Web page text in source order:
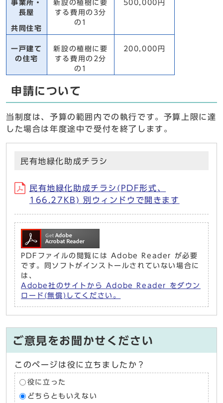
事業所・
長屋
共同住宅
新設の植樹に要
する費用の3分
の1
500,000円
一戸建て
の住宅
新設の植樹に要
する費用の2分
の1
200,000円
申請について
当制度は、予算の範囲内での執行です。予算上限に達
した場合は年度途中で受付を終了します。
民有地緑化助成チラシ
民有地緑化助成チラシ(PDF形式、
166.27KB) 別ウィンドウで開きます
PDFファイルの閲覧には Adobe Reader が必要
です。同ソフトがインストールされていない場合に
は、
Adobe社のサイトから Adobe Reader をダウン
ロード(無償)してください。
ご意見をお聞かせください
このページは役に立ちましたか？
役に立った
どちらともいえない